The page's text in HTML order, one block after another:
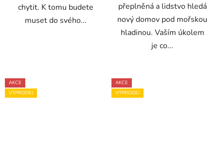
chytit. K tomu budete
muset do svého...
přeplněná a lidstvo hledá
nový domov pod mořskou
hladinou. Vaším úkolem
je co...
AKCE
VÝPRODEJ
AKCE
VÝPRODEJ